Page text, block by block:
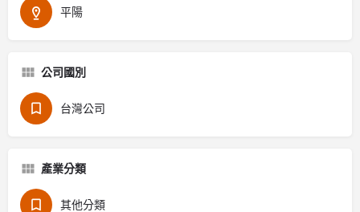
平陽
公司國別
台灣公司
產業分類
其他分類